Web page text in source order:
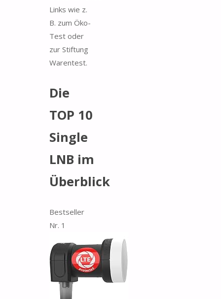
Links wie z.
B. zum Öko-
Test oder
zur Stiftung
Warentest.
Die
TOP 10
Single
LNB im
Überblick
Bestseller
Nr. 1